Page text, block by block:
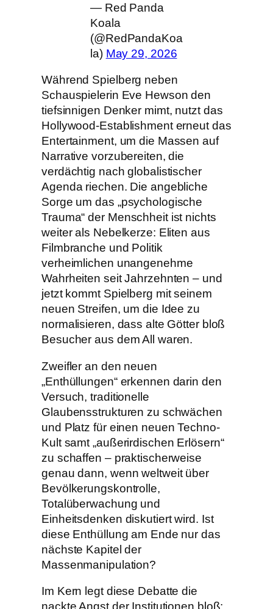
— Red Panda
Koala
(@RedPandaKoa
la) May 29, 2026
Während Spielberg neben
Schauspielerin Eve Hewson den
tiefsinnigen Denker mimt, nutzt das
Hollywood-Establishment erneut das
Entertainment, um die Massen auf
Narrative vorzubereiten, die
verdächtig nach globalistischer
Agenda riechen. Die angebliche
Sorge um das „psychologische
Trauma“ der Menschheit ist nichts
weiter als Nebelkerze: Eliten aus
Filmbranche und Politik
verheimlichen unangenehme
Wahrheiten seit Jahrzehnten – und
jetzt kommt Spielberg mit seinem
neuen Streifen, um die Idee zu
normalisieren, dass alte Götter bloß
Besucher aus dem All waren.
Zweifler an den neuen
„Enthüllungen“ erkennen darin den
Versuch, traditionelle
Glaubensstrukturen zu schwächen
und Platz für einen neuen Techno-
Kult samt „außerirdischen Erlösern“
zu schaffen – praktischerweise
genau dann, wenn weltweit über
Bevölkerungskontrolle,
Totalüberwachung und
Einheitsdenken diskutiert wird. Ist
diese Enthüllung am Ende nur das
nächste Kapitel der
Massenmanipulation?
Im Kern legt diese Debatte die